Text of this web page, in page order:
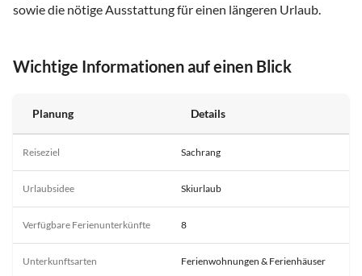
sowie die nötige Ausstattung für einen längeren Urlaub.
Wichtige Informationen auf einen Blick
Planung Details
Reiseziel Sachrang
Urlaubsidee Skiurlaub
Verfügbare Ferienunterkünfte 8
Unterkunftsarten Ferienwohnungen & Ferienhäuser